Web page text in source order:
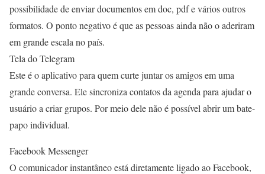
possibilidade de enviar documentos em doc, pdf e vários outros
formatos. O ponto negativo é que as pessoas ainda não o aderiram
em grande escala no país.
Tela do Telegram
Este é o aplicativo para quem curte juntar os amigos em uma
grande conversa. Ele sincroniza contatos da agenda para ajudar o
usuário a criar grupos. Por meio dele não é possível abrir um bate-
papo individual.
Facebook Messenger
O comunicador instantâneo está diretamente ligado ao Facebook,